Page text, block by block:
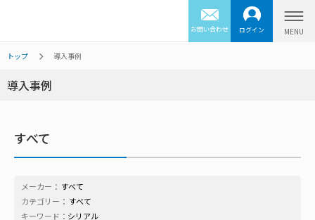
お問い合わせ ログイン
トップ 導入事例
導入事例
すべて
メーカー： すべて
カテゴリー： すべて
キーワード： シリアル